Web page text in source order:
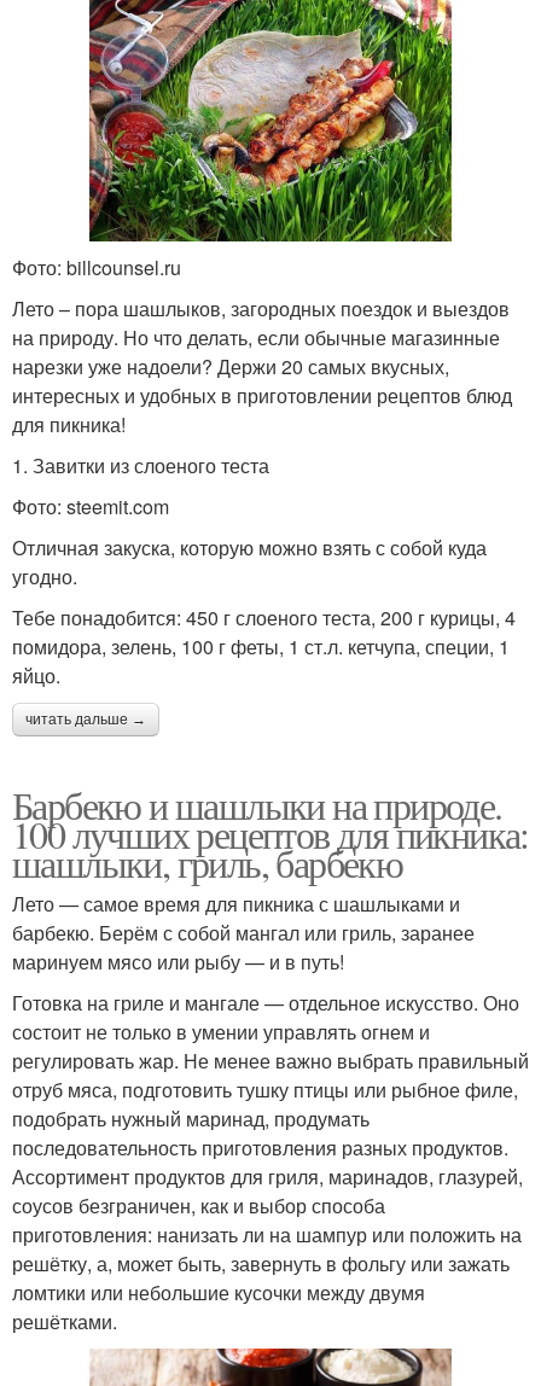
Фото: billcounsel.ru
Лето – пора шашлыков, загородных поездок и выездов
на природу. Но что делать, если обычные магазинные
нарезки уже надоели? Держи 20 самых вкусных,
интересных и удобных в приготовлении рецептов блюд
для пикника!
1. Завитки из слоеного теста
Фото: steemit.com
Отличная закуска, которую можно взять с собой куда
угодно.
Тебе понадобится: 450 г слоеного теста, 200 г курицы, 4
помидора, зелень, 100 г феты, 1 ст.л. кетчупа, специи, 1
яйцо.
читать дальше →
Барбекю и шашлыки на природе.
100 лучших рецептов для пикника:
шашлыки, гриль, барбекю
Лето — самое время для пикника с шашлыками и
барбекю. Берём с собой мангал или гриль, заранее
маринуем мясо или рыбу — и в путь!
Готовка на гриле и мангале — отдельное искусство. Оно
состоит не только в умении управлять огнем и
регулировать жар. Не менее важно выбрать правильный
отруб мяса, подготовить тушку птицы или рыбное филе,
подобрать нужный маринад, продумать
последовательность приготовления разных продуктов.
Ассортимент продуктов для гриля, маринадов, глазурей,
соусов безграничен, как и выбор способа
приготовления: нанизать ли на шампур или положить на
решётку, а, может быть, завернуть в фольгу или зажать
ломтики или небольшие кусочки между двумя
решётками.